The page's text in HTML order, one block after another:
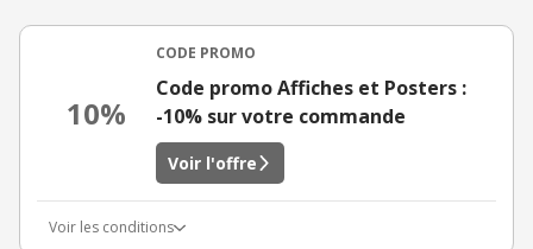
10%
CODE PROMO
Code promo Affiches et Posters :
-10% sur votre commande
Voir l'offre
Voir les conditions